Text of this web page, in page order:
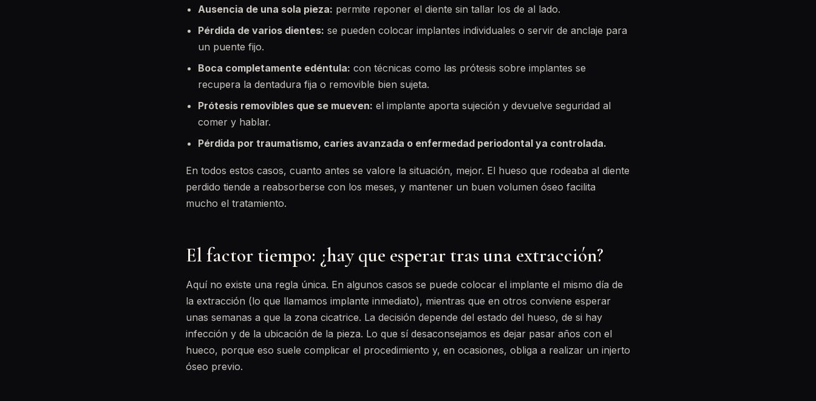
Ausencia de una sola pieza: permite reponer el diente sin tallar los de al lado.
Pérdida de varios dientes: se pueden colocar implantes individuales o servir de anclaje para
un puente fijo.
Boca completamente edéntula: con técnicas como las prótesis sobre implantes se
recupera la dentadura fija o removible bien sujeta.
Prótesis removibles que se mueven: el implante aporta sujeción y devuelve seguridad al
comer y hablar.
Pérdida por traumatismo, caries avanzada o enfermedad periodontal ya controlada.
En todos estos casos, cuanto antes se valore la situación, mejor. El hueso que rodeaba al diente
perdido tiende a reabsorberse con los meses, y mantener un buen volumen óseo facilita
mucho el tratamiento.
El factor tiempo: ¿hay que esperar tras una extracción?
Aquí no existe una regla única. En algunos casos se puede colocar el implante el mismo día de
la extracción (lo que llamamos implante inmediato), mientras que en otros conviene esperar
unas semanas a que la zona cicatrice. La decisión depende del estado del hueso, de si hay
infección y de la ubicación de la pieza. Lo que sí desaconsejamos es dejar pasar años con el
hueco, porque eso suele complicar el procedimiento y, en ocasiones, obliga a realizar un injerto
óseo previo.